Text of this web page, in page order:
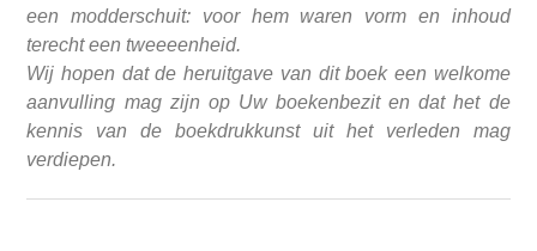
een modderschuit: voor hem waren vorm en inhoud
terecht een tweeeenheid.
Wij hopen dat de heruitgave van dit boek een welkome
aanvulling mag zijn op Uw boekenbezit en dat het de
kennis van de boekdrukkunst uit het verleden mag
verdiepen.